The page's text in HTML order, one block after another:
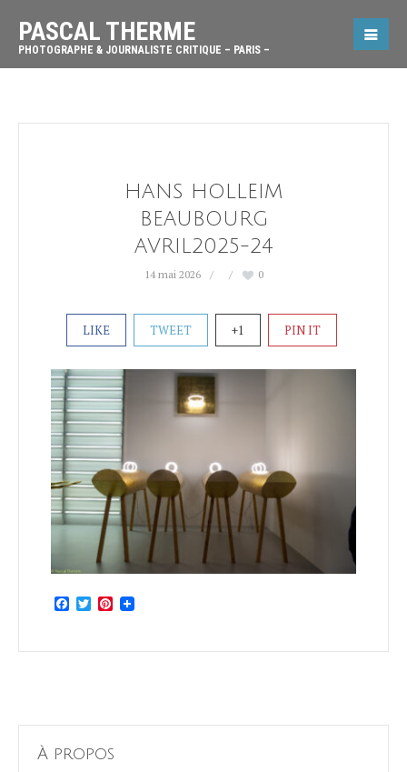
PASCAL THERME
PHOTOGRAPHE & JOURNALISTE CRITIQUE – PARIS –
HANS HOLLEIM
BEAUBOURG
AVRIL2025-24
14 mai 2026 0
LIKE TWEET +1 PIN IT
Facebook
TwitterPinterest
À propos